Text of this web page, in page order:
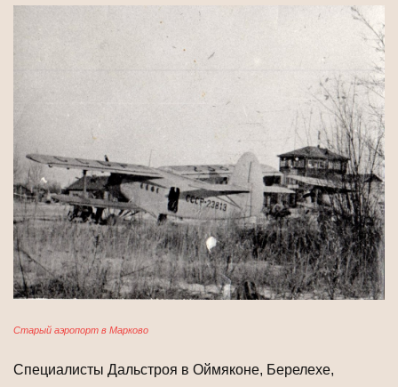
Старый аэропорт в Марково
Специалисты Дальстроя в Оймяконе, Берелехе,